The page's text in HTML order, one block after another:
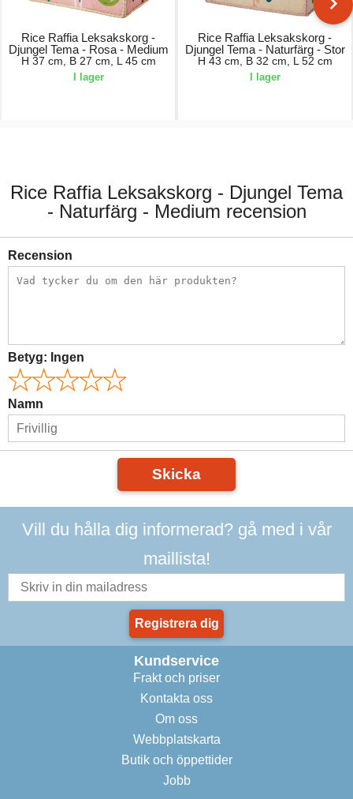
Rice Raffia Leksakskorg -
Djungel Tema - Rosa - Medium
H 37 cm, B 27 cm, L 45 cm
I lager
Rice Raffia Leksakskorg -
Djungel Tema - Naturfärg - Stor
H 43 cm, B 32 cm, L 52 cm
I lager
Rice Raffia Leksakskorg - Djungel Tema
- Naturfärg - Medium recension
Recension
Betyg: Ingen
Namn
Skicka
Vill du hålla dig informerad? gå med i vår
maillista!
Registrera dig
Kundservice
Frakt och priser
Kontakta oss
Om oss
Webbplatskarta
Butik och öppettider
Jobb